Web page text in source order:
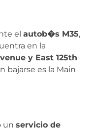
el autob�s M35,
en la
y East 125th
bajarse es la Main
un servicio de